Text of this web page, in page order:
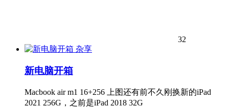
32
杂享
新电脑开箱
Macbook air m1 16+256 上图还有前不久刚换新的iPad
2021 256G，之前是iPad 2018 32G